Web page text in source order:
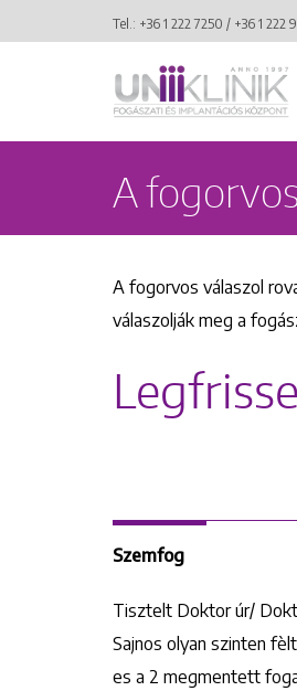
Tel.: +36 1 222 7250 / +36 1 222
A
A fogorvos válaszol
válaszolják meg a
Szemfog
Tisztelt Doktor úr/
Sajnos olyan szinten
es a 2 megmentett